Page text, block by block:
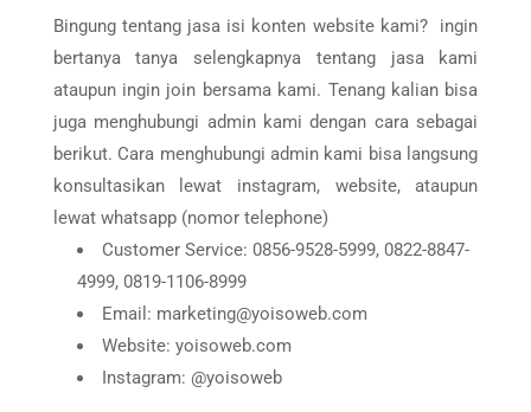
Bingung tentang jasa isi konten website kami? ingin
bertanya tanya selengkapnya tentang jasa kami
ataupun ingin join bersama kami. Tenang kalian bisa
juga menghubungi admin kami dengan cara sebagai
berikut. Cara menghubungi admin kami bisa langsung
konsultasikan lewat instagram, website, ataupun
lewat whatsapp (nomor telephone)
Customer Service: 0856-9528-5999, 0822-8847-
4999, 0819-1106-8999
Email: marketing@yoisoweb.com
Website: yoisoweb.com
Instagram: @yoisoweb